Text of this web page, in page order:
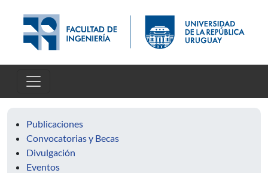
Publicaciones
Convocatorias y Becas
Divulgación
Eventos